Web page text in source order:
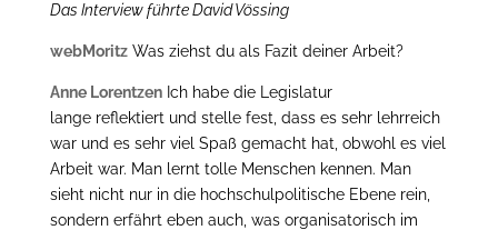
Das Interview führte David Vössing
webMoritzWas ziehst du als Fazit deiner Arbeit?
Anne LorentzenIch habe die Legislatur
lange reflektiert und stelle fest, dass es sehr lehrreich
war und es sehr viel Spaß gemacht hat, obwohl es viel
Arbeit war. Man lernt tolle Menschen kennen. Man
sieht nicht nur in die hochschulpolitische Ebene rein,
sondern erfährt eben auch, was organisatorisch im